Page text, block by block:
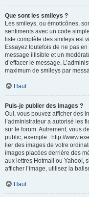
Que sont les smileys ?
Les smileys, ou émoticônes,
sentiments avec un code
liste complète des smileys est
Essayez toutefois de ne pas
message illisible et un
d’effacer le message.
maximum de smileys par
Haut
Puis-je publier des images ?
Oui, vous pouvez afficher des
l’administrateur a autorisé les
sur le forum. Autrement, vous
public, exemple : http://
lier des images de votre
images placées derrière des
aux lettres Hotmail ou Yahoo!,
afficher l’image, utilisez la
Haut